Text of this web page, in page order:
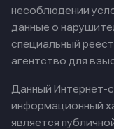
несоблюдении
данные о
специальный
агентство для
Данный Интернет-
информационный
является